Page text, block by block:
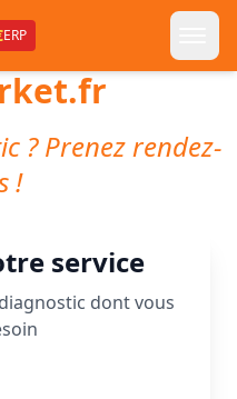
ERP
? Prenez rendez-
!
service
dont vous